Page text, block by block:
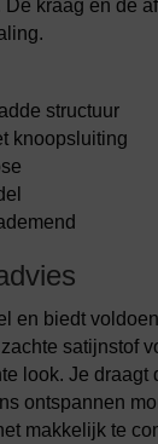
kraag en de
structuur
knoopsluiting
en biedt
satijnstof
look. Je draagt
ontspannen
makkelijk te